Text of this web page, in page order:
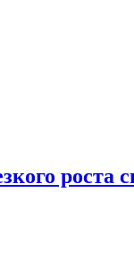
роста